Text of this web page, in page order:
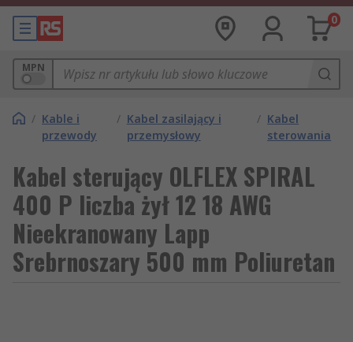
0
MPN
/ Kable i
przewody
/ Kabel zasilający i
przemysłowy
/ Kabel
sterowania
Kabel sterujący OLFLEX SPIRAL
400 P liczba żył 12 18 AWG
Nieekranowany Lapp
Srebrnoszary 500 mm Poliuretan